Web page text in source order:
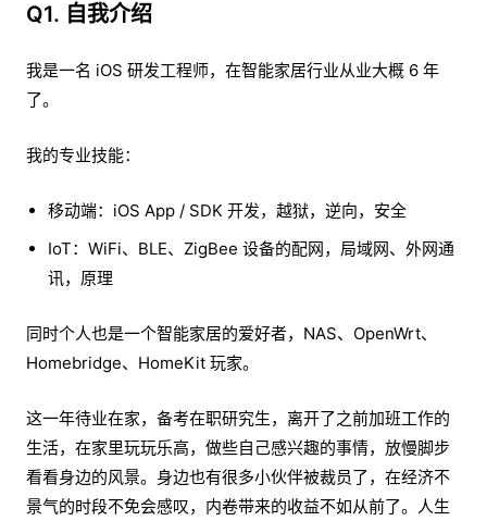
Q1. 自我介绍
我是一名 iOS 研发工程师，在智能家居行业从业大概 6 年
了。
我的专业技能：
移动端：iOS App / SDK 开发，越狱，逆向，安全
IoT：WiFi、BLE、ZigBee 设备的配网，局域网、外网通
讯，原理
同时个人也是一个智能家居的爱好者，NAS、OpenWrt、
Homebridge、HomeKit 玩家。
这一年待业在家，备考在职研究生，离开了之前加班工作的
生活，在家里玩玩乐高，做些自己感兴趣的事情，放慢脚步
看看身边的风景。身边也有很多小伙伴被裁员了，在经济不
景气的时段不免会感叹，内卷带来的收益不如从前了。人生